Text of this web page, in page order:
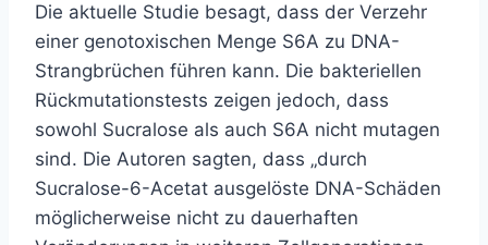
Die aktuelle Studie besagt, dass der Verzehr
einer genotoxischen Menge S6A zu DNA-
Strangbrüchen führen kann. Die bakteriellen
Rückmutationstests zeigen jedoch, dass
sowohl Sucralose als auch S6A nicht mutagen
sind. Die Autoren sagten, dass „durch
Sucralose-6-Acetat ausgelöste DNA-Schäden
möglicherweise nicht zu dauerhaften